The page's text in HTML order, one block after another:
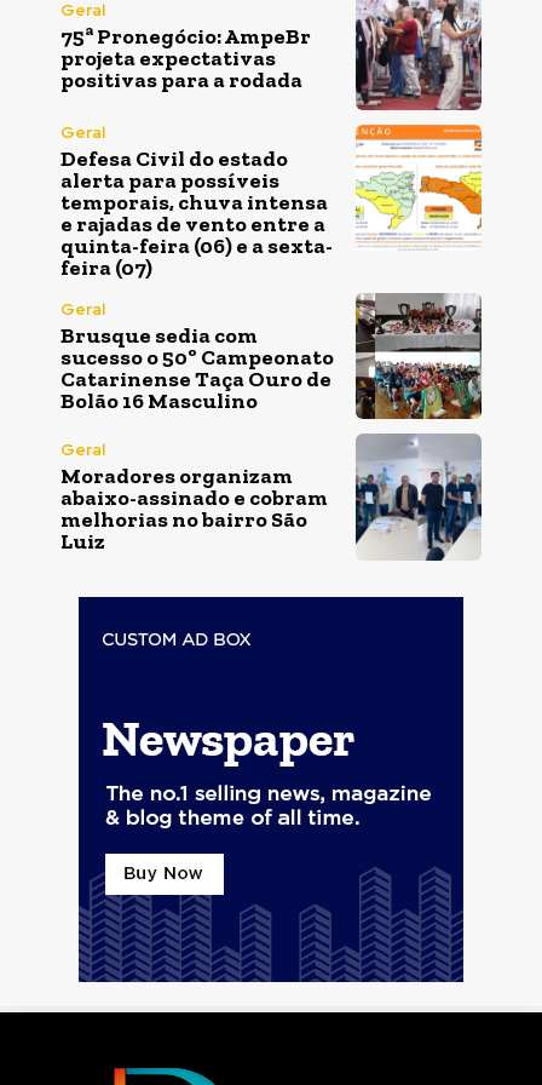
Geral
75ª Pronegócio: AmpeBr
projeta expectativas
positivas para a rodada
Geral
Defesa Civil do estado
alerta para possíveis
temporais, chuva intensa
e rajadas de vento entre a
quinta-feira (06) e a sexta-
feira (07)
Geral
Brusque sedia com
sucesso o 50º Campeonato
Catarinense Taça Ouro de
Bolão 16 Masculino
Geral
Moradores organizam
abaixo-assinado e cobram
melhorias no bairro São
Luiz